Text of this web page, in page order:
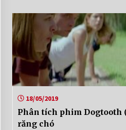
18/05/2019
Phân tích phim Dogtooth
răng chó